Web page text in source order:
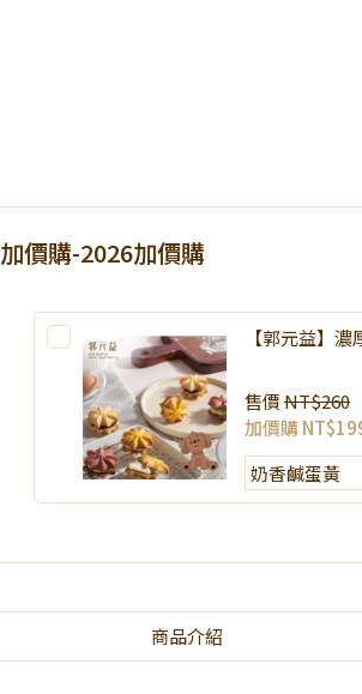
加價購-2026加價購
【郭元益】
售價NT$260
加價購
商品介紹